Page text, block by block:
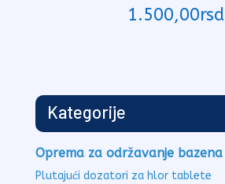
1.500,00rsd
Kategorije
Oprema za održavanje bazena
Plutajući dozatori za hlor tablete